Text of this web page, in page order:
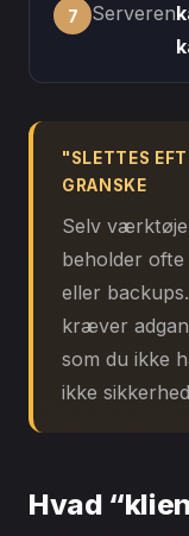
Serveren
"SLETTES
GRANSKE
Selv
beholder
eller
kræver
som du ikke
ikke
Hvad